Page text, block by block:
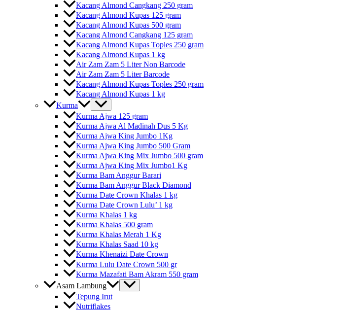
Kacang Almond Cangkang 250 gram
Kacang Almond Kupas 125 gram
Kacang Almond Kupas 500 gram
Kacang Almond Cangkang 125 gram
Kacang Almond Kupas Toples 250 gram
Kacang Almond Kupas 1 kg
Air Zam Zam 5 Liter Non Barcode
Air Zam Zam 5 Liter Barcode
Kacang Almond Kupas Toples 250 gram
Kacang Almond Kupas 1 kg
Kurma
Kurma Ajwa 125 gram
Kurma Ajwa Al Madinah Dus 5 Kg
Kurma Ajwa King Jumbo 1Kg
Kurma Ajwa King Jumbo 500 Gram
Kurma Ajwa King Mix Jumbo 500 gram
Kurma Ajwa King Mix Jumbo1 Kg
Kurma Bam Anggur Barari
Kurma Bam Anggur Black Diamond
Kurma Date Crown Khalas 1 kg
Kurma Date Crown Lulu’ 1 kg
Kurma Khalas 1 kg
Kurma Khalas 500 gram
Kurma Khalas Merah 1 Kg
Kurma Khalas Saad 10 kg
Kurma Khenaizi Date Crown
Kurma Lulu Date Crown 500 gr
Kurma Mazafati Bam Akram 550 gram
Asam Lambung
Tepung Irut
Nutriflakes